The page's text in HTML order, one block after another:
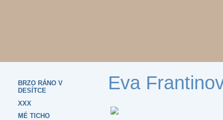
BRZO RÁNO V
DESÍTCE
XXX
MÉ TICHO
Eva